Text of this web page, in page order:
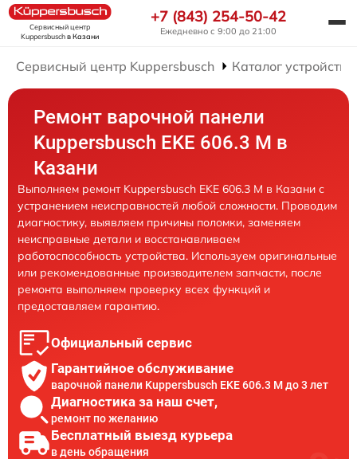
Сервисный центр
Kuppersbuschв Казани
+7 (843) 254-50-42
Ежедневно с 9:00 до 21:00
Сервисный центр Kuppersbusch Каталог устройств
Ремонт варочной панели
Kuppersbusch EKE 606.3 M в
Казани
Выполняем ремонт Kuppersbusch EKE 606.3 M в Казани с
устранением неисправностей любой сложности. Проводим
диагностику, выявляем причины поломки, заменяем
неисправные детали и восстанавливаем
работоспособность устройства. Используем оригинальные
или рекомендованные производителем запчасти, после
ремонта выполняем проверку всех функций и
предоставляем гарантию.
Официальный сервис
Гарантийное обслуживание
варочной панели Kuppersbusch EKE 606.3 M до 3 лет
Диагностика за наш счет,
ремонт по желанию
Бесплатный выезд курьера
в день обращения